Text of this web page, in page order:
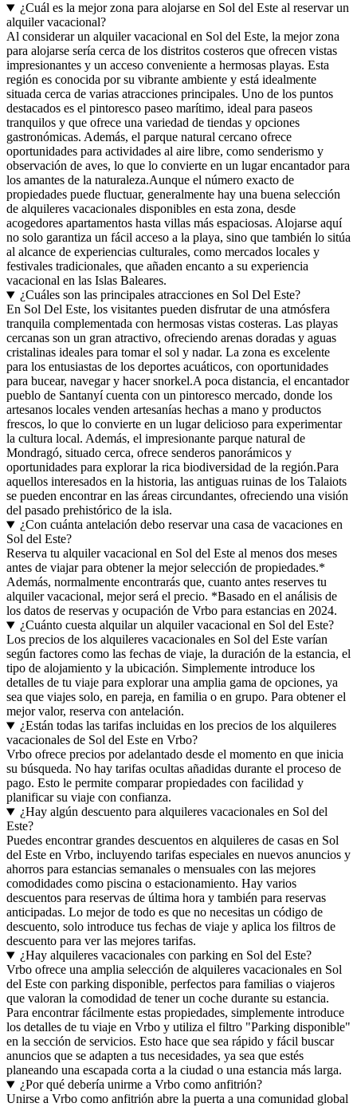
¿Cuál es la mejor zona para alojarse en Sol del Este al reservar un
alquiler vacacional?
Al considerar un alquiler vacacional en Sol del Este, la mejor zona
para alojarse sería cerca de los distritos costeros que ofrecen vistas
impresionantes y un acceso conveniente a hermosas playas. Esta
región es conocida por su vibrante ambiente y está idealmente
situada cerca de varias atracciones principales. Uno de los puntos
destacados es el pintoresco paseo marítimo, ideal para paseos
tranquilos y que ofrece una variedad de tiendas y opciones
gastronómicas. Además, el parque natural cercano ofrece
oportunidades para actividades al aire libre, como senderismo y
observación de aves, lo que lo convierte en un lugar encantador para
los amantes de la naturaleza.Aunque el número exacto de
propiedades puede fluctuar, generalmente hay una buena selección
de alquileres vacacionales disponibles en esta zona, desde
acogedores apartamentos hasta villas más espaciosas. Alojarse aquí
no solo garantiza un fácil acceso a la playa, sino que también lo sitúa
al alcance de experiencias culturales, como mercados locales y
festivales tradicionales, que añaden encanto a su experiencia
vacacional en las Islas Baleares.
¿Cuáles son las principales atracciones en Sol Del Este?
En Sol Del Este, los visitantes pueden disfrutar de una atmósfera
tranquila complementada con hermosas vistas costeras. Las playas
cercanas son un gran atractivo, ofreciendo arenas doradas y aguas
cristalinas ideales para tomar el sol y nadar. La zona es excelente
para los entusiastas de los deportes acuáticos, con oportunidades
para bucear, navegar y hacer snorkel.A poca distancia, el encantador
pueblo de Santanyí cuenta con un pintoresco mercado, donde los
artesanos locales venden artesanías hechas a mano y productos
frescos, lo que lo convierte en un lugar delicioso para experimentar
la cultura local. Además, el impresionante parque natural de
Mondragó, situado cerca, ofrece senderos panorámicos y
oportunidades para explorar la rica biodiversidad de la región.Para
aquellos interesados en la historia, las antiguas ruinas de los Talaiots
se pueden encontrar en las áreas circundantes, ofreciendo una visión
del pasado prehistórico de la isla.
¿Con cuánta antelación debo reservar una casa de vacaciones en
Sol del Este?
Reserva tu alquiler vacacional en Sol del Este al menos dos meses
antes de viajar para obtener la mejor selección de propiedades.*
Además, normalmente encontrarás que, cuanto antes reserves tu
alquiler vacacional, mejor será el precio. *Basado en el análisis de
los datos de reservas y ocupación de Vrbo para estancias en 2024.
¿Cuánto cuesta alquilar un alquiler vacacional en Sol del Este?
Los precios de los alquileres vacacionales en Sol del Este varían
según factores como las fechas de viaje, la duración de la estancia, el
tipo de alojamiento y la ubicación. Simplemente introduce los
detalles de tu viaje para explorar una amplia gama de opciones, ya
sea que viajes solo, en pareja, en familia o en grupo. Para obtener el
mejor valor, reserva con antelación.
¿Están todas las tarifas incluidas en los precios de los alquileres
vacacionales de Sol del Este en Vrbo?
Vrbo ofrece precios por adelantado desde el momento en que inicia
su búsqueda. No hay tarifas ocultas añadidas durante el proceso de
pago. Esto le permite comparar propiedades con facilidad y
planificar su viaje con confianza.
¿Hay algún descuento para alquileres vacacionales en Sol del
Este?
Puedes encontrar grandes descuentos en alquileres de casas en Sol
del Este en Vrbo, incluyendo tarifas especiales en nuevos anuncios y
ahorros para estancias semanales o mensuales con las mejores
comodidades como piscina o estacionamiento. Hay varios
descuentos para reservas de última hora y también para reservas
anticipadas. Lo mejor de todo es que no necesitas un código de
descuento, solo introduce tus fechas de viaje y aplica los filtros de
descuento para ver las mejores tarifas.
¿Hay alquileres vacacionales con parking en Sol del Este?
Vrbo ofrece una amplia selección de alquileres vacacionales en Sol
del Este con parking disponible, perfectos para familias o viajeros
que valoran la comodidad de tener un coche durante su estancia.
Para encontrar fácilmente estas propiedades, simplemente introduce
los detalles de tu viaje en Vrbo y utiliza el filtro "Parking disponible"
en la sección de servicios. Esto hace que sea rápido y fácil buscar
anuncios que se adapten a tus necesidades, ya sea que estés
planeando una escapada corta a la ciudad o una estancia más larga.
¿Por qué debería unirme a Vrbo como anfitrión?
Unirse a Vrbo como anfitrión abre la puerta a una comunidad global